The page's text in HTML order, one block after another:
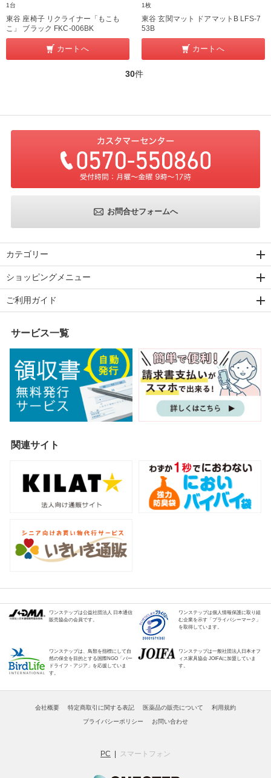
1台
東谷 座椅子 リクライナー「もこも
こ」 ブラック FKC-006BK
カートへ
1枚
東谷 玄関マット ドアマットB LFS-7
53B
カートへ
30件
お問合せフォームへ
カテゴリー
ショッピングメニュー
ご利用ガイド
サービス一覧
関連サイト
ワンステップは公益社団法人 日本通信
販売協会の会員です。
ワンステップは個人情報保護に取り組
む企業を示す「プライバシーマーク」
を取得しています。
ワンステップは、鳥類を指標にして自
然の保全を目的とする国際NGO「バー
ドライフ・アジア」を応援していま
す。
ワンステップは一般社団法人日本オフ
ィス家具協会 JOIFAに加盟していま
す。
会社概要 特定商取引に関する表記 医薬品の販売について 利用規約
プライバシーポリシー お問い合わせ
PC スマートフォン